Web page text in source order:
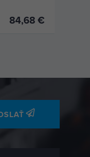
84,68 €